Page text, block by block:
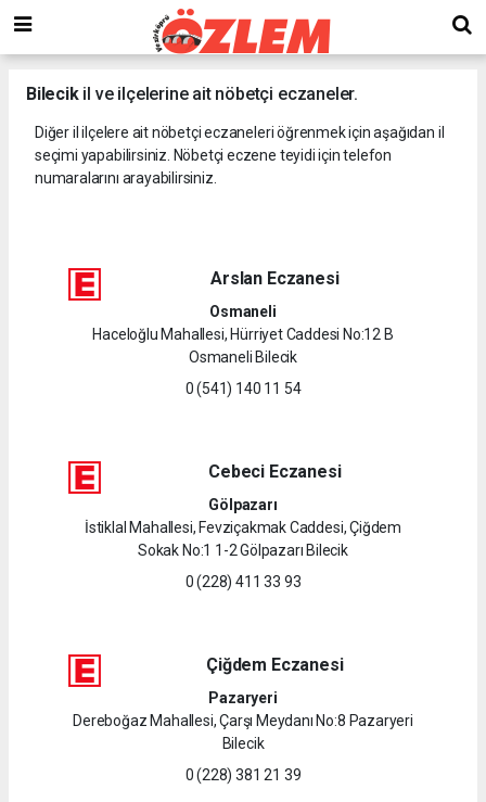
Bilecikil ve ilçelerine ait nöbetçi eczaneler.
Diğer il ilçelere ait nöbetçi eczaneleri öğrenmek için aşağıdan il
seçimi yapabilirsiniz. Nöbetçi eczene teyidi için telefon
numaralarını arayabilirsiniz.
Arslan Eczanesi
Osmaneli
Haceloğlu Mahallesi, Hürriyet Caddesi No:12 B
Osmaneli Bilecik
0 (541) 140 11 54
Cebeci Eczanesi
Gölpazarı
İstiklal Mahallesi, Fevziçakmak Caddesi, Çiğdem
Sokak No:1 1-2 Gölpazarı Bilecik
0 (228) 411 33 93
Çiğdem Eczanesi
Pazaryeri
Dereboğaz Mahallesi, Çarşı Meydanı No:8 Pazaryeri
Bilecik
0 (228) 381 21 39